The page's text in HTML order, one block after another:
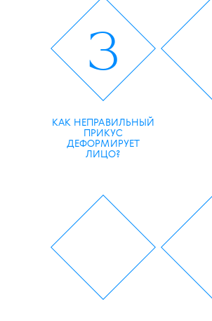
3
КАК НЕПРАВИЛЬНЫЙ
ПРИКУС
ДЕФОРМИРУЕТ
ЛИЦО?